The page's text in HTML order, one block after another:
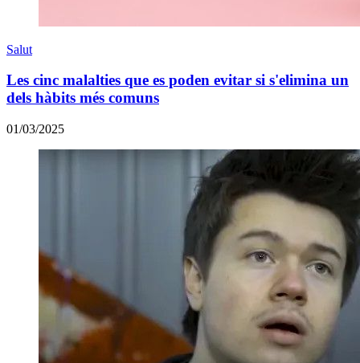
Salut
Les cinc malalties que es poden evitar si s'elimina un
dels hàbits més comuns
01/03/2025